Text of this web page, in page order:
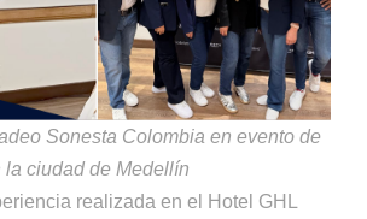
Sonesta Colombia en evento de
la ciudad de Medellín
realizada en el Hotel GHL